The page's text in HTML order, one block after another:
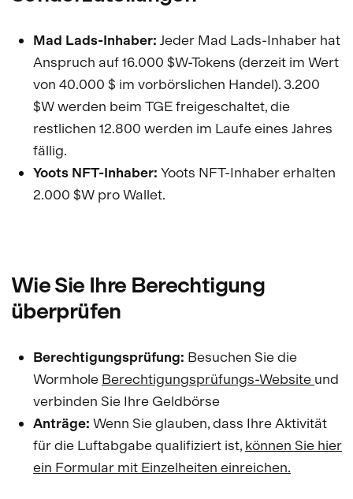
Mad Lads-Inhaber: Jeder Mad Lads-Inhaber hat
Anspruch auf 16.000 $W-Tokens (derzeit im Wert
von 40.000 $ im vorbörslichen Handel). 3.200
$W werden beim TGE freigeschaltet, die
restlichen 12.800 werden im Laufe eines Jahres
fällig.
Yoots NFT-Inhaber: Yoots NFT-Inhaber erhalten
2.000 $W pro Wallet.
Wie Sie Ihre Berechtigung
überprüfen
Berechtigungsprüfung: Besuchen Sie die
Wormhole Berechtigungsprüfungs-Website und
verbinden Sie Ihre Geldbörse
Anträge: Wenn Sie glauben, dass Ihre Aktivität
für die Luftabgabe qualifiziert ist, können Sie hier
ein Formular mit Einzelheiten einreichen.